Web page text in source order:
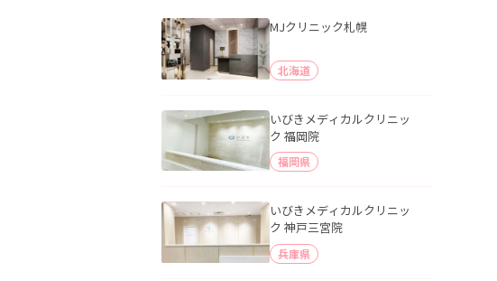
MJクリニック札幌
北海道
いびきメディカルクリニッ
ク 福岡院
福岡県
いびきメディカルクリニッ
ク 神戸三宮院
兵庫県